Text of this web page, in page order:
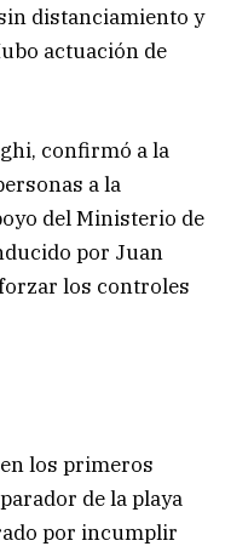
distanciamiento y
actuación de
confirmó a la
a la
del Ministerio de
por Juan
los controles
los primeros
de la playa
por incumplir